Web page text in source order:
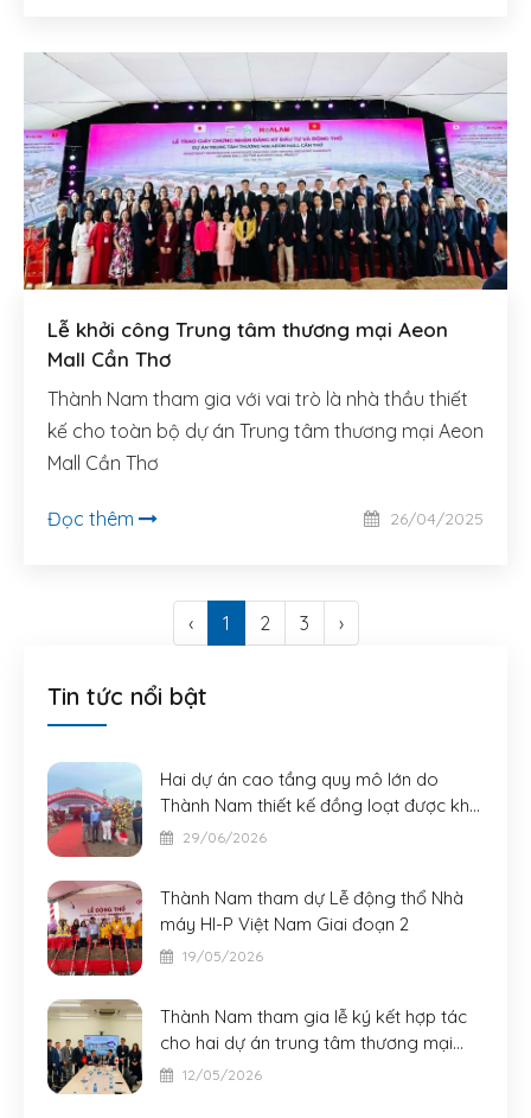
Lễ khởi công Trung tâm thương mại Aeon
Mall Cần Thơ
Thành Nam tham gia với vai trò là nhà thầu thiết
kế cho toàn bộ dự án Trung tâm thương mại Aeon
Mall Cần Thơ
Đọc thêm 26/04/2025
‹ 1 2 3 ›
Tin tức nổi bật
Hai dự án cao tầng quy mô lớn do
Thành Nam thiết kế đồng loạt được khởi
công29/06/2026
Thành Nam tham dự Lễ động thổ Nhà
máy HI-P Việt Nam Giai đoạn 2
19/05/2026
Thành Nam tham gia lễ ký kết hợp tác
cho hai dự án trung tâm thương mại
AeonMall quy mô lớn tại Đà Nẵng và
12/05/2026